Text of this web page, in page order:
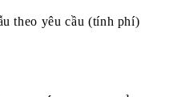
theo yêu cầu (tính phí)